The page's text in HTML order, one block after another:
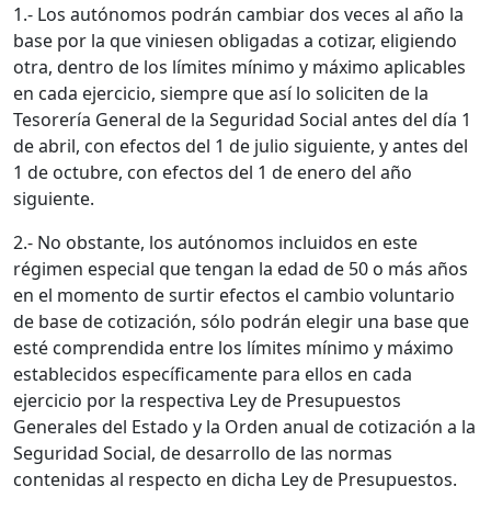
1.- Los autónomos podrán cambiar dos veces al año la
base por la que viniesen obligadas a cotizar, eligiendo
otra, dentro de los límites mínimo y máximo aplicables
en cada ejercicio, siempre que así lo soliciten de la
Tesorería General de la Seguridad Social antes del día 1
de abril, con efectos del 1 de julio siguiente, y antes del
1 de octubre, con efectos del 1 de enero del año
siguiente.
2.- No obstante, los autónomos incluidos en este
régimen especial que tengan la edad de 50 o más años
en el momento de surtir efectos el cambio voluntario
de base de cotización, sólo podrán elegir una base que
esté comprendida entre los límites mínimo y máximo
establecidos específicamente para ellos en cada
ejercicio por la respectiva Ley de Presupuestos
Generales del Estado y la Orden anual de cotización a la
Seguridad Social, de desarrollo de las normas
contenidas al respecto en dicha Ley de Presupuestos.